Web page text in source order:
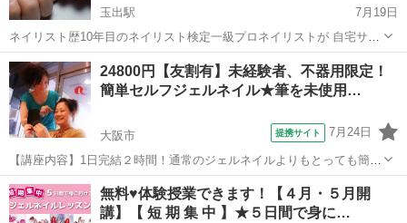
玉出駅
7月19日
ネイリスト歴10年目のネイリスト検定一級プロネイリストが 自宅サロ
ン内でセルフの方向けにネイルレッスン致します💕 ネイリスト検定1
級 ジェルネイル検定上級 オーストラリア国家資格ネイルC3 有名ネイ
ルアーティスト 3Dアー...
大阪 大阪市 玉出駅 ネイル
24800円【友割有】未経験者、不器用限定！
簡単セルフジェルネイル★筆を未使用…
大阪市 提携サイト 7月24日
【講座内容】1日完結２時間！通常のジェルネイルよりもとっても簡単
にご自宅でセルフジェルネイルが楽しめるようになるレッスンです。
デザインは決まったチップタイプのジェルからお選びください。未経
験、初心者、不器用、中高年の方向けの...
大阪 大阪市 ネイル
無料♥体験授業できます！【４月・５月開
講】【 短 期 集 中 】★５日間で身に…